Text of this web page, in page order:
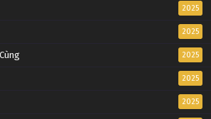
2025
2025
2025
2025
2025